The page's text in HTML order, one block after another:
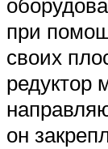
при
своих
редуктор
он